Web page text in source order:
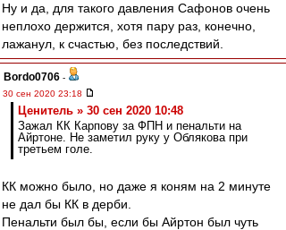
Ну и да, для такого давления Сафонов очень
неплохо держится, хотя пару раз, конечно,
лажанул, к счастью, без последствий.
Bordo0706 -
30 сен 2020 23:18
Ценитель » 30 сен 2020 10:48
Зажал КК Карпову за ФПН и пенальти на
Айртоне. Не заметил руку у Облякова при
третьем голе.
КК можно было, но даже я коням на 2 минуте
не дал бы КК в дерби.
Пенальти был бы, если бы Айртон был чуть